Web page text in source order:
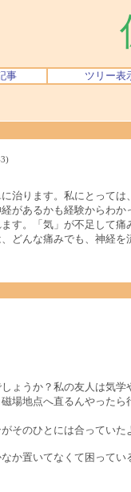
事 ツリー表
治ります。私にとって
があるかも経験からわ
す。「気」が不足して
どんな痛みでも、神経
ょうか？私の友人は気
場地点へ直るんやった
そのひとには合っていた
か置いてなくて困って